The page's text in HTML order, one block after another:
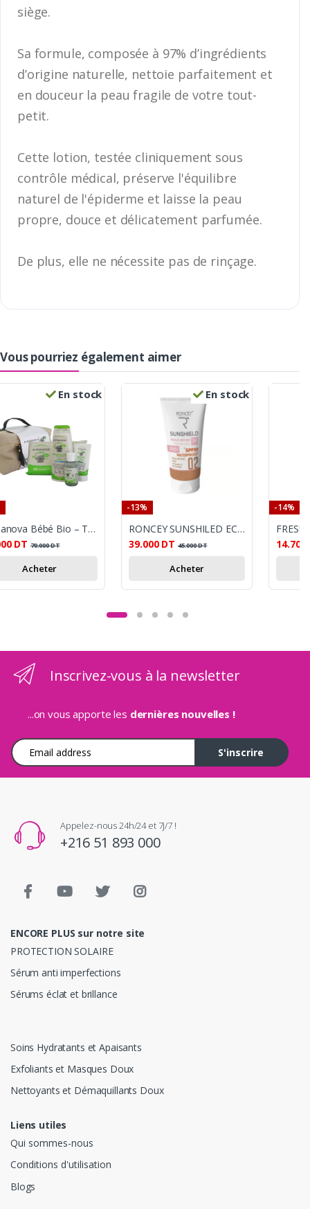
siège.
Sa formule, composée à 97% d’ingrédients
d’origine naturelle, nettoie parfaitement et
en douceur la peau fragile de votre tout-
petit.
Cette lotion, testée cliniquement sous
contrôle médical, préserve l'équilibre
naturel de l'épiderme et laisse la peau
propre, douce et délicatement parfumée.
De plus, elle ne nécessite pas de rinçage.
Vous pourriez également aimer
En stock
Alphanova Bébé Bio – Trousse de maternité (Vanity bébé)
DT 70.000DT
Acheter
En stock
-13%
RONCEY SUNSHILED ECRAN PEUX SECHE 0.2 SP50+
39.000 DT 45.000DT
Acheter
-14%
14.700
Inscrivez-vous à la newsletter
...on vous apporte les dernières nouvelles !
Adresse e-mail
S'inscrire
Appelez-nous 24h/24 et 7j/7 !
+216 51 893 000
ENCORE PLUS sur notre site
PROTECTION SOLAIRE
Sérum anti imperfections
Sérums éclat et brillance
Soins Hydratants et Apaisants
Exfoliants et Masques Doux
Nettoyants et Démaquillants Doux
Liens utiles
Qui sommes-nous
Conditions d'utilisation
Blogs